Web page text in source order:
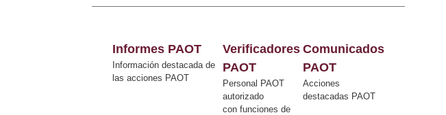
Informes PAOT
Información destacada de
las acciones PAOT
Verificadores
PAOT
Personal PAOT
autorizado
con funciones de
Comunicados
PAOT
Acciones
destacadas PAOT